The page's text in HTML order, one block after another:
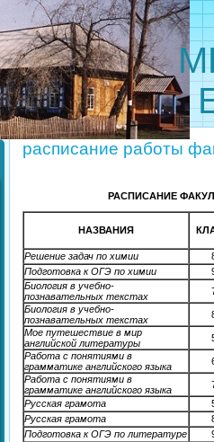
МБОУ
расписание работы
РАСПИСАНИЕ
НАЗВАНИЯ
Решение задач по химии
Подготовка к ОГЭ по химии
Биология в учебно-
познавательных текстах
Биология в учебно-
познавательных текстах
Мое путешествие в мир
английской литературы
Работа с понятиями в
грамматике английского языка
Работа с понятиями в
грамматике английского языка
Русская грамота
Русская грамота
Подготовка к ОГЭ по литературе